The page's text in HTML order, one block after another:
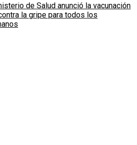
de Salud anunció la vacunación
la gripe para todos los